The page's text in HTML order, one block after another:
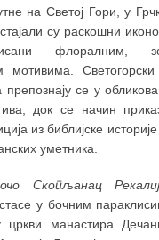
на Светој Гори, у
су раскошни
флоралним,
мотивима.
препознају се у
док се начин
из библијске
уметника.
Скопљанац
у бочним
манастира